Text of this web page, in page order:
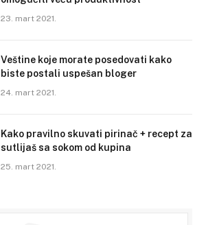
23. mart 2021.
Veštine koje morate posedovati kako
biste postali uspešan bloger
24. mart 2021.
Kako pravilno skuvati pirinač + recept za
sutlijaš sa sokom od kupina
25. mart 2021.